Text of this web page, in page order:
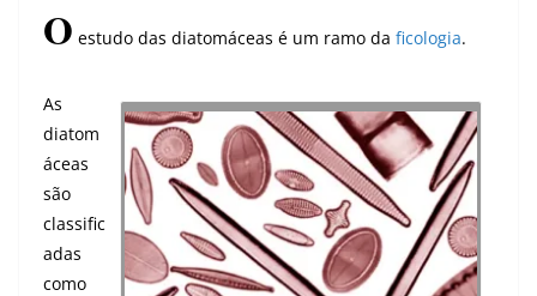
O estudo das diatomáceas é um ramo da ficologia.
As
diatom
áceas
são
classific
adas
como